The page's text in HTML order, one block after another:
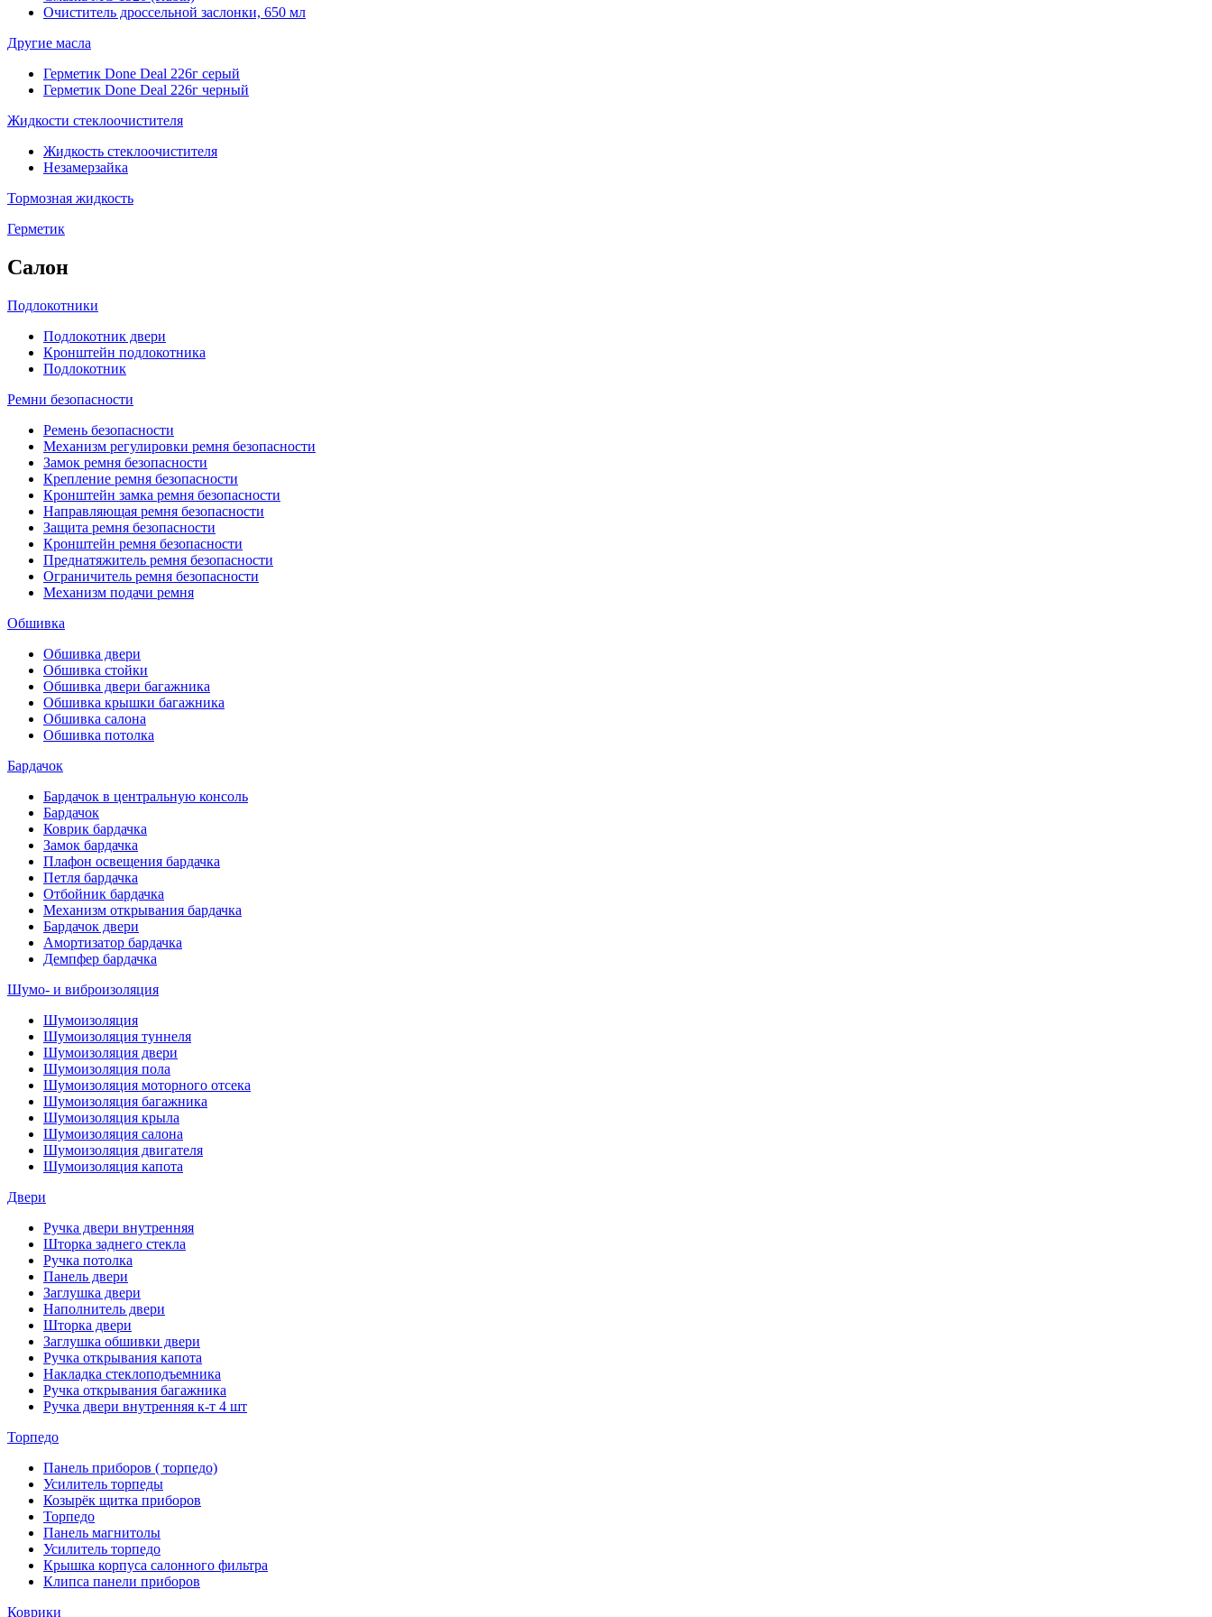
Очиститель дроссельной заслонки, 650 мл
Другие масла
Герметик Done Deal 226г серый
Герметик Done Deal 226г черный
Жидкости стеклоочистителя
Жидкость стеклоочистителя
Незамерзайка
Тормозная жидкость
Герметик
Салон
Подлокотники
Подлокотник двери
Кронштейн подлокотника
Подлокотник
Ремни безопасности
Ремень безопасности
Механизм регулировки ремня безопасности
Замок ремня безопасности
Крепление ремня безопасности
Кронштейн замка ремня безопасности
Направляющая ремня безопасности
Защита ремня безопасности
Кронштейн ремня безопасности
Преднатяжитель ремня безопасности
Ограничитель ремня безопасности
Механизм подачи ремня
Обшивка
Обшивка двери
Обшивка стойки
Обшивка двери багажника
Обшивка крышки багажника
Обшивка салона
Обшивка потолка
Бардачок
Бардачок в центральную консоль
Бардачок
Коврик бардачка
Замок бардачка
Плафон освещения бардачка
Петля бардачка
Отбойник бардачка
Механизм открывания бардачка
Бардачок двери
Амортизатор бардачка
Демпфер бардачка
Шумо- и виброизоляция
Шумоизоляция
Шумоизоляция туннеля
Шумоизоляция двери
Шумоизоляция пола
Шумоизоляция моторного отсека
Шумоизоляция багажника
Шумоизоляция крыла
Шумоизоляция салона
Шумоизоляция двигателя
Шумоизоляция капота
Двери
Ручка двери внутренняя
Шторка заднего стекла
Ручка потолка
Панель двери
Заглушка двери
Наполнитель двери
Шторка двери
Заглушка обшивки двери
Ручка открывания капота
Накладка стеклоподъемника
Ручка открывания багажника
Ручка двери внутренняя к-т 4 шт
Торпедо
Панель приборов ( торпедо)
Усилитель торпеды
Козырёк щитка приборов
Торпедо
Панель магнитолы
Усилитель торпедо
Крышка корпуса салонного фильтра
Клипса панели приборов
Коврики